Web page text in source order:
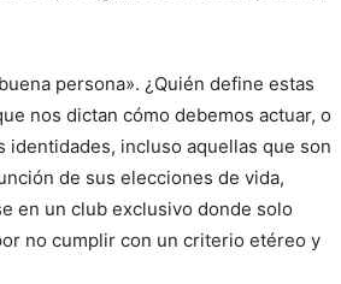
persona». ¿Quién define estas
nos dictan cómo debemos actuar, o
incluso aquellas que son
de sus elecciones de vida,
en un club exclusivo donde solo
no cumplir con un criterio etéreo y